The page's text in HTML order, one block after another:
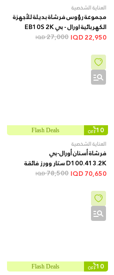
العناية الشخصية
مجموعة رؤوس فرشاة بديلة للأجهزة
الكهربائية اورال - بي EB10S 2K
FFS.BO
22,950
27,000
IQD
10
%
OFF
Flash Deals
العناية الشخصية
فرشاة أسنان أورال-بي
D100.413.2K ستار وورز فائقة
النعومة
70,650
78,500
IQD
10
%
OFF
Flash Deals